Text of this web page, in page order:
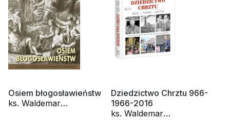
Osiem błogosławieństw
ks. Waldemar
Dziedzictwo Chrztu 966-
1966-2016
ks. Waldemar